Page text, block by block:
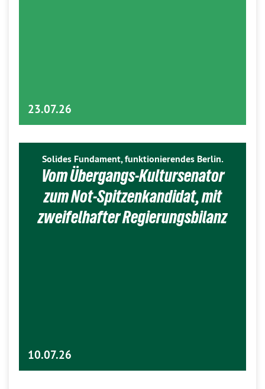
23.07.26
Solides Fundament, funktionierendes Berlin.
Vom Übergangs-Kultursenator
zum Not-Spitzenkandidat, mit
zweifelhafter Regierungsbilanz
10.07.26